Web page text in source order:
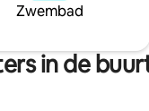
Zwembad
in de